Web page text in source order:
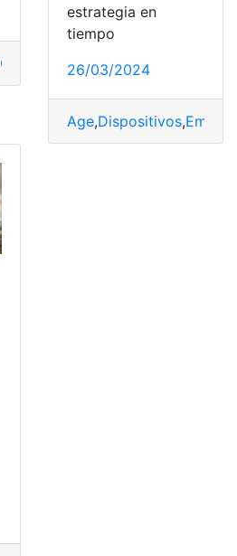
Cross ONIX,prepara
estrategia en
tiempo
26/03/2024
Age,Dispositivos,